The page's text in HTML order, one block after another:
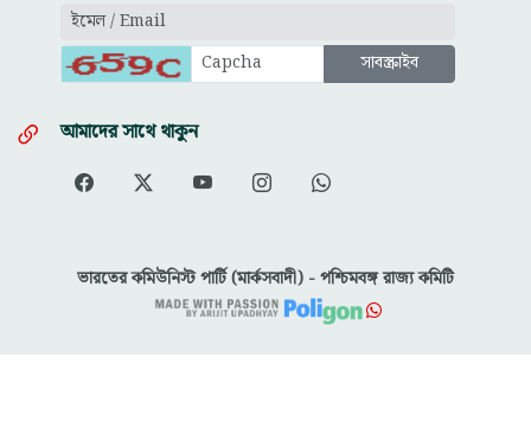
আমাদের সাথে থাকুন
ভারতের কমিউনিস্ট পার্টি (মার্কসবাদী) - পশ্চিমবঙ্গ রাজ্য কমিটি